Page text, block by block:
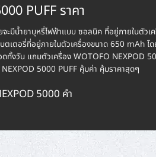
PUFF ราคา
มีน้ำยาบุหรี่ไฟฟ้าแบบ ซอลนิค ที่อยู่ภายในตัวเ
ตอรี่ที่อยู่ภายในตัวเครื่องขนาด 650 mAh โด
ทั้งวัน แถมตัวเครื่อง WOTOFO NEXPOD
5000 PUFF คุ้มค่า คุ้มราคาสุดๆ
5000 คำ